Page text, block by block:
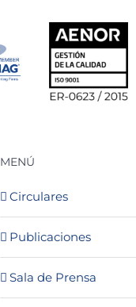
MENÚ
Circulares
Publicaciones
Sala de Prensa